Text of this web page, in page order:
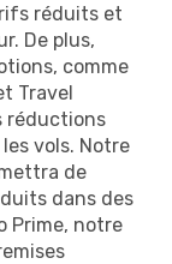
réduits et
De plus,
comme
Travel
réductions
vols. Notre
de
dans des
Prime, notre